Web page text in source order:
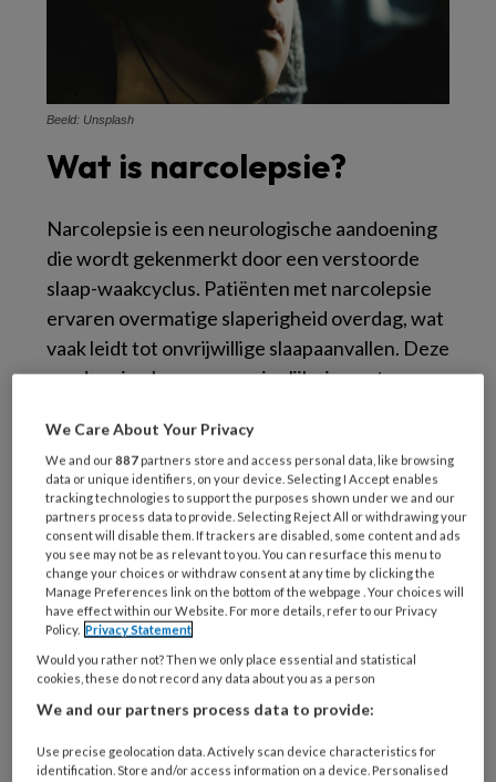
Beeld: Unsplash
Wat is narcolepsie?
Narcolepsie is een neurologische aandoening
die wordt gekenmerkt door een verstoorde
slaap-waakcyclus. Patiënten met narcolepsie
ervaren overmatige slaperigheid overdag, wat
vaak leidt tot onvrijwillige slaapaanvallen. Deze
aandoening kan een aanzienlijke impact
en is vaak moeilijk te diagnosticeren vanwege
de variabele symptomen.
Symptomen van
narcolepsie
Het herkennen van narcolepsie kan uitdagend
zijn door de diversiteit aan symptomen.
Hieronder vindt u de belangrijkste kenmerken:
We Care About Your Privacy
We and our887 partners store and access personal data, like browsing
data or unique identifiers, on your device. Selecting I Accept enables
tracking technologies to support the purposes shown under we and our
partners process data to provide. Selecting Reject All or withdrawing your
consent will disable them. If trackers are disabled, some content and ads
you see may not be as relevant to you. You can resurface this menu to
change your choices or withdraw consent at any time by clicking the
Manage Preferences link on the bottom of the webpage . Your choices will
have effect within our Website. For more details, refer to our Privacy
Policy. Privacy Statement
Would you rather not? Then we only place essential and statistical
cookies, these do not record any data about you as a person
We and our partners process data to provide:
Use precise geolocation data. Actively scan device characteristics for
identification. Store and/or access information on a device. Personalised